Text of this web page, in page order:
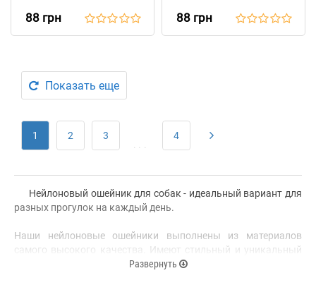
Авокадо
88 грн
Арбуз
88 грн
Показать еще
1 2
3
4
Нейлоновый ошейник для собак - идеальный вариант для
разных прогулок на каждый день.
Наши нейлоновые ошейники выполнены из материалов
самого высокого качества. Имеют стильный и уникальный
дизайн, надежные пластиковые и металлические пряжки, а
Развернуть